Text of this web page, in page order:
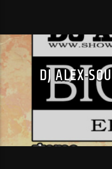
DJ ALEX-